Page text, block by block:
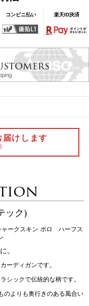
コンビニ払い 楽天ID決済
届けします
ック)
ークスキン ポロ ハーフス
。
ーディガンです。
シックで伝統的な柄です。
のよりも奥行きのある風合い